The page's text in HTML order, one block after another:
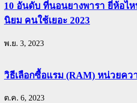
10 อันดับ ที่นอนยางพารา ยี่ห้อไ
นิยม คนใช้เยอะ 2023
พ.ย. 3, 2023
วิธีเลือกซื้อแรม (RAM) หน่วยคว
ต.ค. 6, 2023